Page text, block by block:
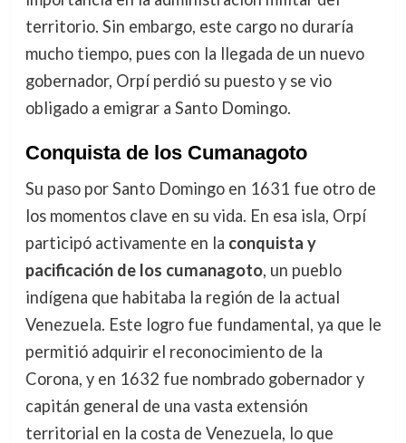
territorio. Sin embargo, este cargo no duraría
mucho tiempo, pues con la llegada de un nuevo
gobernador, Orpí perdió su puesto y se vio
obligado a emigrar a Santo Domingo.
Conquista de los Cumanagoto
Su paso por Santo Domingo en 1631 fue otro de
los momentos clave en su vida. En esa isla, Orpí
participó activamente en la conquista y
pacificación de los cumanagoto, un pueblo
indígena que habitaba la región de la actual
Venezuela. Este logro fue fundamental, ya que le
permitió adquirir el reconocimiento de la
Corona, y en 1632 fue nombrado gobernador y
capitán general de una vasta extensión
territorial en la costa de Venezuela, lo que